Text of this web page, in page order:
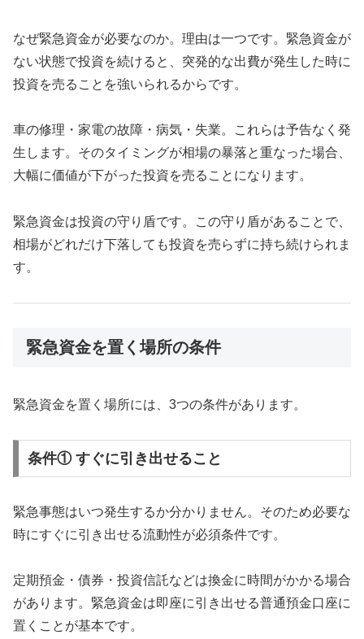
なぜ緊急資金が必要なのか。理由は一つです。緊急資金が
ない状態で投資を続けると、突発的な出費が発生した時に
投資を売ることを強いられるからです。
車の修理・家電の故障・病気・失業。これらは予告なく発
生します。そのタイミングが相場の暴落と重なった場合、
大幅に価値が下がった投資を売ることになります。
緊急資金は投資の守り盾です。この守り盾があることで、
相場がどれだけ下落しても投資を売らずに持ち続けられま
す。
緊急資金を置く場所の条件
緊急資金を置く場所には、3つの条件があります。
条件① すぐに引き出せること
緊急事態はいつ発生するか分かりません。そのため必要な
時にすぐに引き出せる流動性が必須条件です。
定期預金・債券・投資信託などは換金に時間がかかる場合
があります。緊急資金は即座に引き出せる普通預金口座に
置くことが基本です。